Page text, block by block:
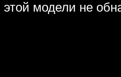
этой модели не